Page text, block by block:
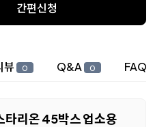
간편신청
뷰 0 Q&A 0 FAQ
리온 45박스 업소용